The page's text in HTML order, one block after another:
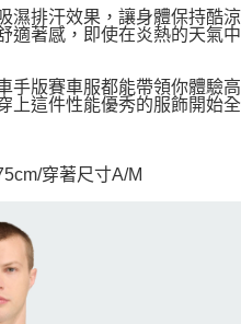
濕排汗效果，讓身體保持酷涼
適著感，即使在炎熱的天氣中
手版賽車服都能帶領你體驗高
上這件性能優秀的服飾開始全
穿著尺寸A/M